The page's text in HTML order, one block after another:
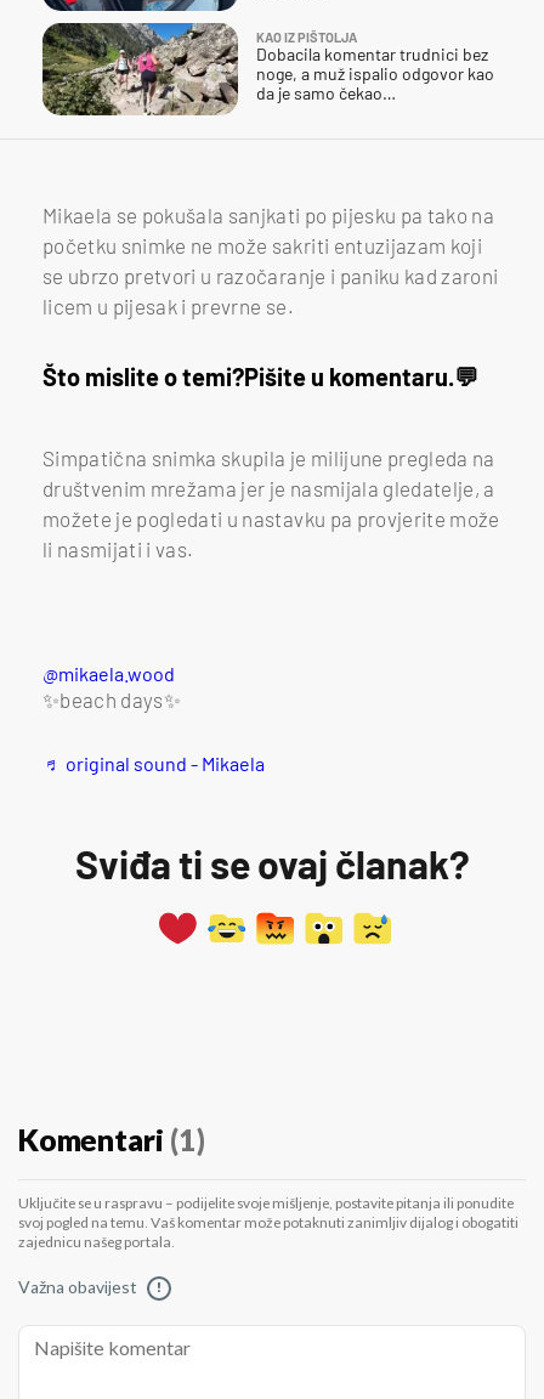
KAO IZ PIŠTOLJA
Dobacila komentar trudnici bez
noge, a muž ispalio odgovor kao
da je samo čekao…
Mikaela se pokušala sanjkati po pijesku pa tako na
početku snimke ne može sakriti entuzijazam koji
se ubrzo pretvori u razočaranje i paniku kad zaroni
licem u pijesak i prevrne se.
Što mislite o temi?Pišite u komentaru.
Simpatična snimka skupila je milijune pregleda na
društvenim mrežama jer je nasmijala gledatelje, a
možete je pogledati u nastavku pa provjerite može
li nasmijati i vas.
@mikaela.wood
✨beach days✨
♬ original sound - Mikaela
Sviđa ti se ovaj članak?
Komentari (1)
Uključite se u raspravu – podijelite svoje mišljenje, postavite pitanja ili ponudite
svoj pogled na temu. Vaš komentar može potaknuti zanimljiv dijalog i obogatiti
zajednicu našeg portala.
Važna obavijest !